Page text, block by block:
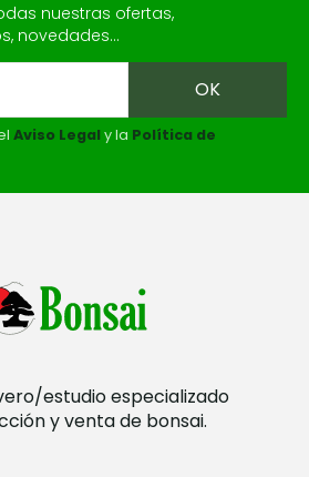
nuestras ofertas,
novedades...
Aviso Legaly la Política de
estudio especializado
y venta de bonsai.